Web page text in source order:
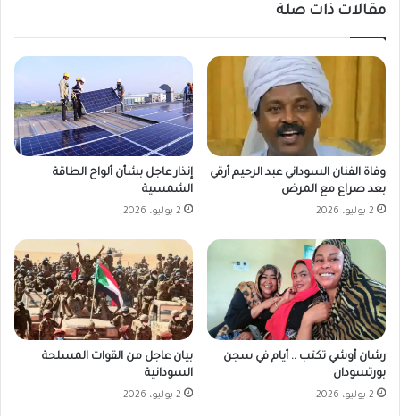
مقالات ذات صلة
وفاة الفنان السوداني عبد الرحيم أرقي
بعد صراع مع المرض
2 يوليو، 2026
إنذار عاجل بشأن ألواح الطاقة
الشمسية
2 يوليو، 2026
رشان أوشي تكتب .. أيام في سجن
بورتسودان
2 يوليو، 2026
بيان عاجل من القوات المسلحة
السودانية
2 يوليو، 2026